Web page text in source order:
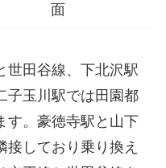
面
世田谷線、下北沢駅
子玉川駅では田園都
す。豪徳寺駅と山下
しており乗り換え